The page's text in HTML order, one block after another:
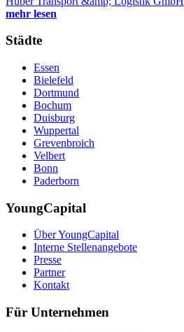
mehr lesen
Städte
Essen
Bielefeld
Dortmund
Bochum
Duisburg
Wuppertal
Grevenbroich
Velbert
Bonn
Paderborn
YoungCapital
Über YoungCapital
Interne Stellenangebote
Presse
Partner
Kontakt
Für Unternehmen